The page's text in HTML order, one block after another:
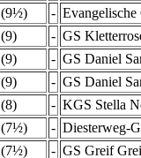
(9½) -
(9) - GS
(9) - GS Daniel
(9) - GS Daniel
(8) - KGS Stella
(7½) - Diesterweg-
(7½) - GS Greif